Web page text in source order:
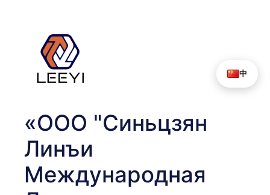
содержимому
«ООО "Синьцзян
Линъи
Международная
中